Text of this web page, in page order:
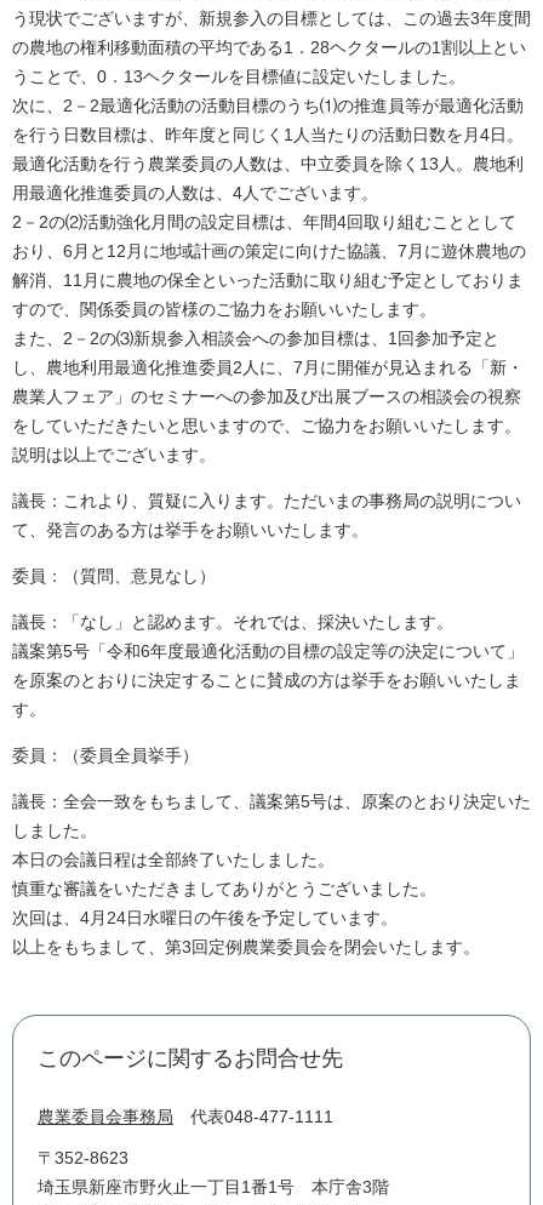
う現状でございますが、新規参入の目標としては、この過去3年度間
の農地の権利移動面積の平均である1．28ヘクタールの1割以上とい
うことで、0．13ヘクタールを目標値に設定いたしました。
次に、2－2最適化活動の活動目標のうち⑴の推進員等が最適化活動
を行う日数目標は、昨年度と同じく1人当たりの活動日数を月4日。
最適化活動を行う農業委員の人数は、中立委員を除く13人。農地利
用最適化推進委員の人数は、4人でございます。
2－2の⑵活動強化月間の設定目標は、年間4回取り組むこととして
おり、6月と12月に地域計画の策定に向けた協議、7月に遊休農地の
解消、11月に農地の保全といった活動に取り組む予定としておりま
すので、関係委員の皆様のご協力をお願いいたします。
また、2－2の⑶新規参入相談会への参加目標は、1回参加予定と
し、農地利用最適化推進委員2人に、7月に開催が見込まれる「新・
農業人フェア」のセミナーへの参加及び出展ブースの相談会の視察
をしていただきたいと思いますので、ご協力をお願いいたします。
説明は以上でございます。
議長：これより、質疑に入ります。ただいまの事務局の説明につい
て、発言のある方は挙手をお願いいたします。
委員：（質問、意見なし）
議長：「なし」と認めます。それでは、採決いたします。
議案第5号「令和6年度最適化活動の目標の設定等の決定について」
を原案のとおりに決定することに賛成の方は挙手をお願いいたしま
す。
委員：（委員全員挙手）
議長：全会一致をもちまして、議案第5号は、原案のとおり決定いた
しました。
本日の会議日程は全部終了いたしました。
慎重な審議をいただきましてありがとうございました。
次回は、4月24日水曜日の午後を予定しています。
以上をもちまして、第3回定例農業委員会を閉会いたします。
このページに関するお問合せ先
農業委員会事務局 代表048-477-1111
〒352-8623
埼玉県新座市野火止一丁目1番1号 本庁舎3階